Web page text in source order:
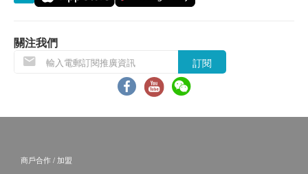
關注我們
訂閱
商戶合作 / 加盟